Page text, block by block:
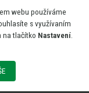
webu používáme
s využívaním
na tlačítko Nastavení